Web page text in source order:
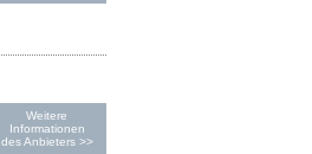
Weitere
Informationen
des Anbieters >>